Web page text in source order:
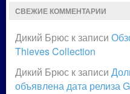
СВЕЖИЕ КОММЕНТАРИИ
Дикий Брюс к записи
Thieves Collection
Дикий Брюс к записи
объявлена дата релиза